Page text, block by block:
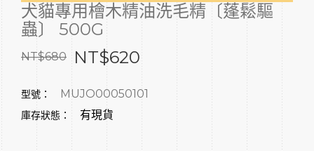
犬貓專用檜木精油洗毛精〔蓬鬆驅
蟲〕 500G
NT$680 NT$620
型號： MUJO00050101
庫存狀態： 有現貨